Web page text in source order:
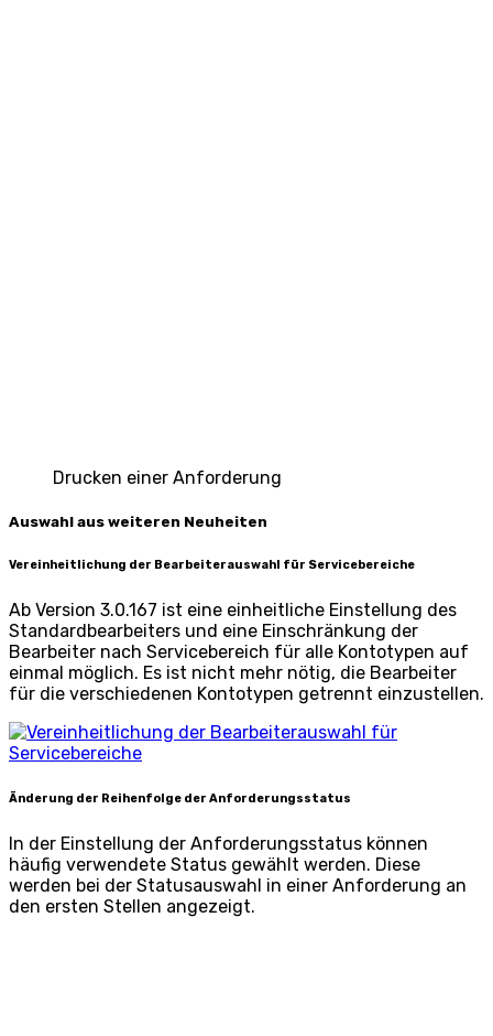
Drucken einer Anforderung
Auswahl aus weiteren Neuheiten
Vereinheitlichung der Bearbeiterauswahl für Servicebereiche
Ab Version 3.0.167 ist eine einheitliche Einstellung des
Standardbearbeiters und eine Einschränkung der
Bearbeiter nach Servicebereich für alle Kontotypen auf
einmal möglich. Es ist nicht mehr nötig, die Bearbeiter
für die verschiedenen Kontotypen getrennt einzustellen.
Änderung der Reihenfolge der Anforderungsstatus
In der Einstellung der Anforderungsstatus können
häufig verwendete Status gewählt werden. Diese
werden bei der Statusauswahl in einer Anforderung an
den ersten Stellen angezeigt.